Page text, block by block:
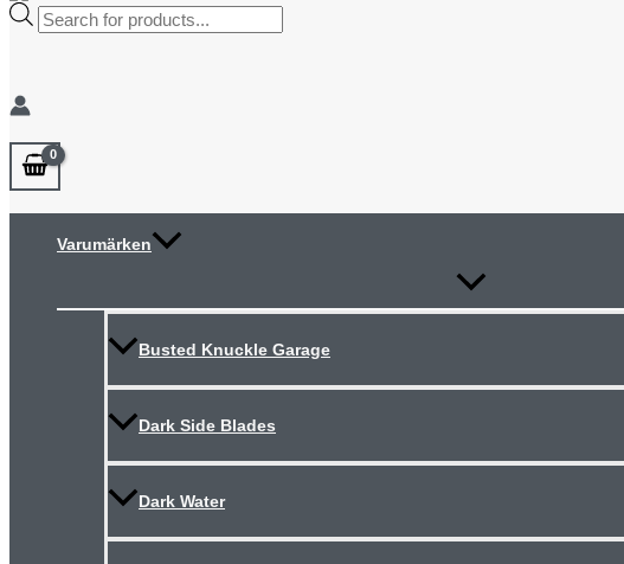
Products
search
Varumärken
Slå
meny
Busted Knuckle Garage
Dark Side Blades
Dark Water